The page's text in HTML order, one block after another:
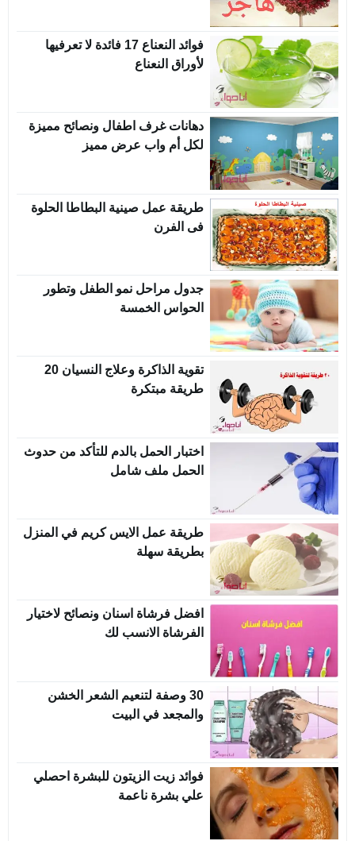
فوائد النعناع 17 فائدة لا تعرفيها
لأوراق النعناع
دهانات غرف اطفال ونصائح مميزة
لكل أم واب عرض مميز
طريقة عمل صينية البطاطا الحلوة
فى الفرن
جدول مراحل نمو الطفل وتطور
الحواس الخمسة
تقوية الذاكرة وعلاج النسيان 20
طريقة مبتكرة
اختبار الحمل بالدم للتأكد من حدوث
الحمل ملف شامل
طريقة عمل الايس كريم في المنزل
بطريقة سهلة
افضل فرشاة اسنان ونصائح لاختيار
الفرشاة الانسب لك
30 وصفة لتنعيم الشعر الخشن
والمجعد في البيت
فوائد زيت الزيتون للبشرة احصلي
علي بشرة ناعمة